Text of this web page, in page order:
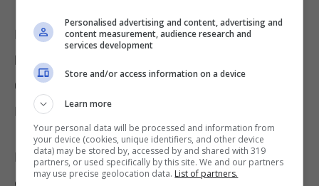
Il 14 febbraio un terremoto di Magnitudo 5.6
ha colpito Bulgaria, Bosnia ed Erzegovina,
Croazia, Ungheria, Kosovo, Montenegro,
Romania, Slovacchia e Serbia.
In Italia non abbiamo avuto eventi a seguito
Personalised advertising and content, advertising and
content measurement, audience research and
services development
Store and/or access information on a device
Learn more
Your personal data will be processed and information from
your device (cookies, unique identifiers, and other device
data) may be stored by, accessed by and shared with 319
partners, or used specifically by this site. We and our partners
may use precise geolocation data. List of partners.